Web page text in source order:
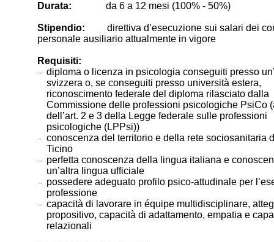
Durata: da 6 a 12 mesi (100% - 50%)
Stipendio:
direttiva d’esecuzione sui salari dei
personale ausiliario attualmente in vigore
Requisiti:
diploma o licenza in psicologia conseguiti presso
svizzera o, se conseguiti presso università estera,
riconoscimento federale del diploma rilasciato dalla
Commissione delle professioni psicologiche PsiCo
dell’art. 2 e 3 della Legge federale sulle professioni
psicologiche (LPPsi))
conoscenza del territorio e della rete sociosanitaria
Ticino
perfetta conoscenza della lingua italiana e
un’altra lingua ufficiale
possedere adeguato profilo psico-attudinale per
professione
capacità di lavorare in équipe multidisciplinare,
propositivo, capacità di adattamento, empatia e
relazionali